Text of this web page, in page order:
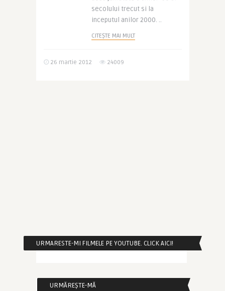
secolului trecut si la
inceputul anilor 2000. ..
CITEȘTE MAI MULT
26 martie 2012 24009
URMARESTE-MI FILMELE PE YOUTUBE. CLICK AICI!
URMĂREȘTE-MĂ